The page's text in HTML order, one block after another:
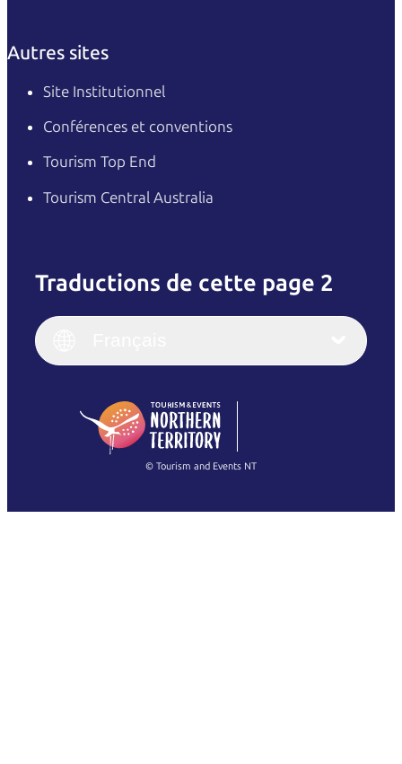
Autres sites
Site Institutionnel
Conférences et conventions
Tourism Top End
Tourism Central Australia
Traductions de cette page 2
English
(Singapore)
Français
Italiano
繁體中文
© Tourism and Events NT